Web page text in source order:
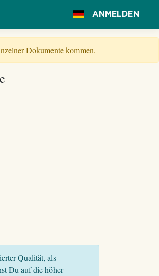
ANMELDEN
Dokumente kommen.
Qualität, als
Du auf die höher